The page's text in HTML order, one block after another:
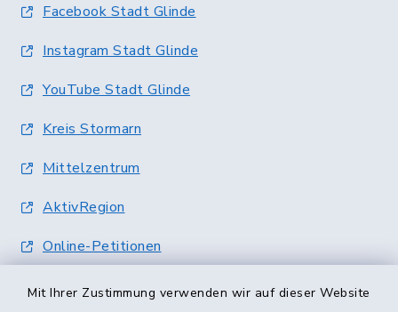
Mit Ihrer Zustimmung verwenden wir auf dieser Website
Facebook Stadt Glinde
Instagram Stadt Glinde
YouTube Stadt Glinde
Kreis Stormarn
Mittelzentrum
AktivRegion
Online-Petitionen
Terminvergabe